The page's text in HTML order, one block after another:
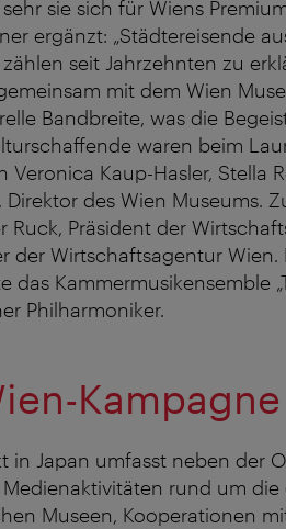
sie sich für Wiens
ergänzt: „Städtereisende
seit Jahrzehnten zu
mit dem Wien
Bandbreite, was die
waren beim
Kaup-Hasler, Stella
des Wien Museums.
Ruck, Präsident der
der Wirtschaftsagentur Wien.
Kammermusikensemble
Philharmoniker.
Kampagne
in Japan umfasst neben der
rund um
Museen, Kooperationen